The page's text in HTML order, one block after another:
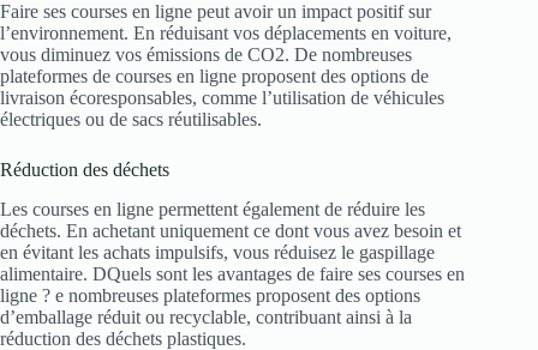
Faire ses courses en ligne peut avoir un impact positif sur
l’environnement. En réduisant vos déplacements en voiture,
vous diminuez vos émissions de CO2. De nombreuses
plateformes de courses en ligne proposent des options de
livraison écoresponsables, comme l’utilisation de véhicules
électriques ou de sacs réutilisables.
Réduction des déchets
Les courses en ligne permettent également de réduire les
déchets. En achetant uniquement ce dont vous avez besoin et
en évitant les achats impulsifs, vous réduisez le gaspillage
alimentaire. DQuels sont les avantages de faire ses courses en
ligne ? e nombreuses plateformes proposent des options
d’emballage réduit ou recyclable, contribuant ainsi à la
réduction des déchets plastiques.